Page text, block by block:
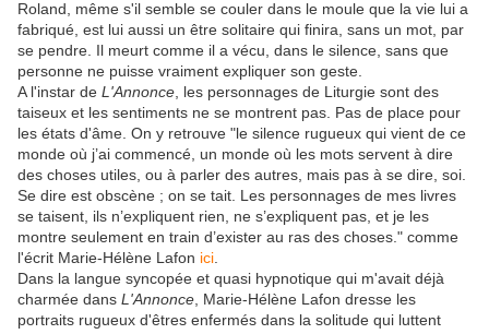
Roland, même s'il semble se couler dans le moule que la vie lui a
fabriqué, est lui aussi un être solitaire qui finira, sans un mot, par
se pendre. Il meurt comme il a vécu, dans le silence, sans que
personne ne puisse vraiment expliquer son geste.
A l'instar de L'Annonce , les personnages de Liturgie sont des
taiseux et les sentiments ne se montrent pas. Pas de place pour
les états d'âme. On y retrouve "le silence rugueux qui vient de ce
monde où j’ai commencé, un monde où les mots servent à dire
des choses utiles, ou à parler des autres, mais pas à se dire, soi.
Se dire est obscène ; on se tait. Les personnages de mes livres
se taisent, ils n’expliquent rien, ne s’expliquent pas, et je les
montre seulement en train d’exister au ras des choses." comme
l'écrit Marie-Hélène Lafon ici
Dans la langue syncopée et quasi hypnotique qui m'avait déjà
charmée dans L'Annonce , Marie-Hélène Lafon dresse les
portraits rugueux d'êtres enfermés dans la solitude qui luttent